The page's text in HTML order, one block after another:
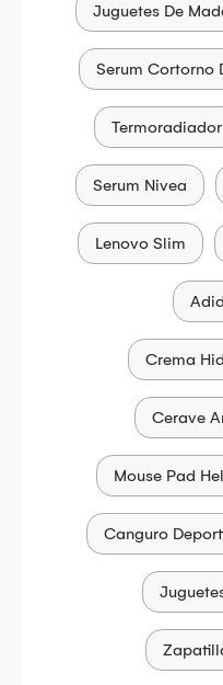
Juguetes De
Serum Cortorno
Termoradiador
Serum Nivea
Lenovo Slim
Crema
Cerave
Mouse Pad
Canguro